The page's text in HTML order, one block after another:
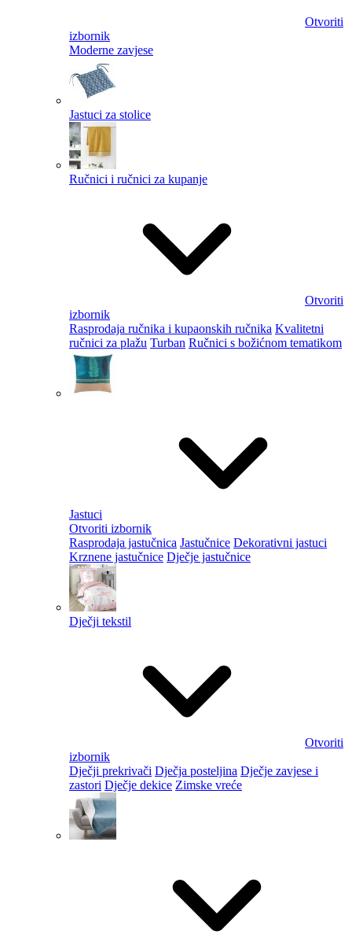
Otvoriti
izbornik
Moderne zavjese
Jastuci za stolice
Ručnici i ručnici za kupanje
Otvoriti
izbornik
Rasprodaja ručnika i kupaonskih ručnika Kvalitetni
ručnici za plažu Turban Ručnici s božićnom tematikom
Jastuci
Otvoriti izbornik
Rasprodaja jastučnica Jastučnice Dekorativni jastuci
Krznene jastučnice Dječje jastučnice
Dječji tekstil
Otvoriti
izbornik
Dječji prekrivači Dječja posteljina Dječje zavjese i
zastori Dječje dekice Zimske vreće